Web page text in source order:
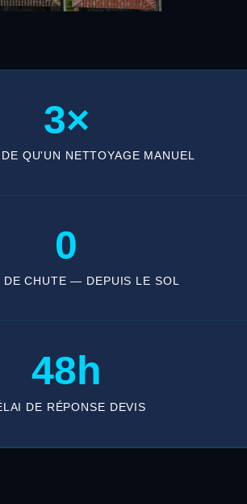
3×
QU'UN NETTOYAGE MANUEL
0
DE CHUTE — DEPUIS LE SOL
48h
DE RÉPONSE DEVIS